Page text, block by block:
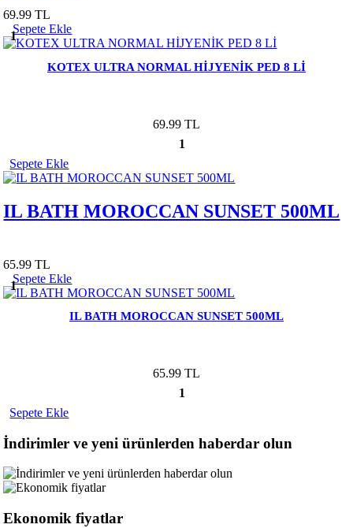
69.99 TL
1
Sepete Ekle
KOTEX ULTRA NORMAL HİJYENİK PED 8 Lİ
69.99 TL
1
Sepete Ekle
IL BATH MOROCCAN SUNSET 500ML
65.99 TL
1
Sepete Ekle
IL BATH MOROCCAN SUNSET 500ML
65.99 TL
1
Sepete Ekle
İndirimler ve yeni ürünlerden haberdar olun
Ekonomik fiyatlar